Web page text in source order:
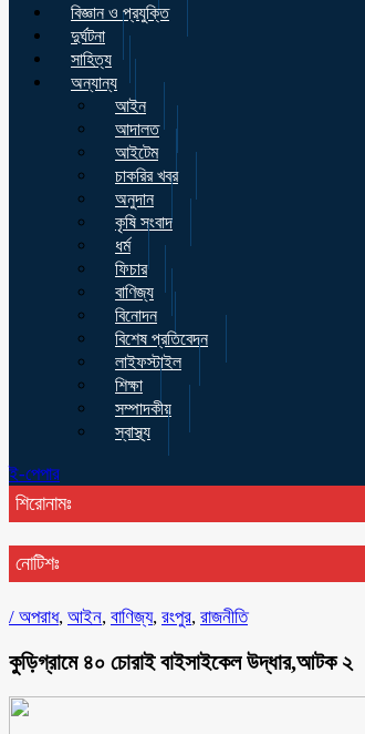
বিজ্ঞান ও প্রযুক্তি
দুর্ঘটনা
সাহিত্য
অন্যান্য
আইন
আদালত
আইটেম
চাকরির খবর
অনুদান
কৃষি সংবাদ
ধর্ম
ফিচার
বাণিজ্য
বিনোদন
বিশেষ প্রতিবেদন
লাইফস্টাইল
শিক্ষা
সম্পাদকীয়
স্বাস্থ্য
ই-পেপার
শিরোনামঃ
নোটিশঃ
/ অপরাধ, আইন, বাণিজ্য, রংপুর, রাজনীতি
কুড়িগ্রামে ৪০ চোরাই বাইসাইকেল উদ্ধার,আটক ২